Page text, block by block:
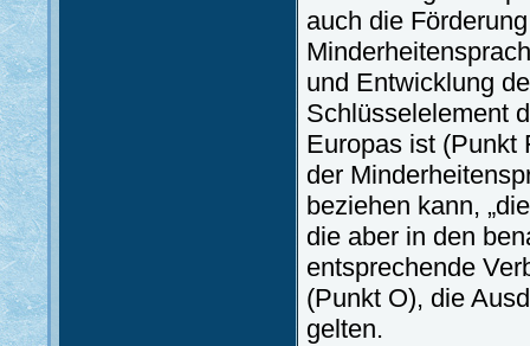
auch die
und Entwicklung
Schlüsselelement
Europas ist (Punkt
der
beziehen kann,
die aber in den
entsprechende
(Punkt O), die
gelten.